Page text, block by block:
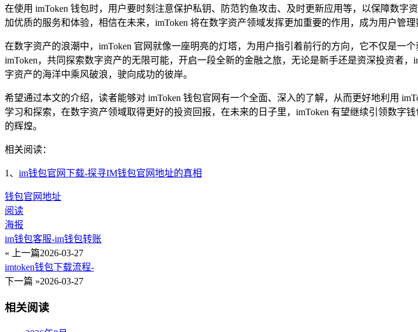
在使用 imToken 钱包时，用户要时刻注意保护私钥、防范钓鱼攻击、及时更新应用等，以保障数
加优质的服务和体验，相信在未来，imToken 将在数字资产领域发挥更加重要的作用，成为用户管理
在数字资产的浪潮中，imToken 官网就像一座明亮的灯塔，为用户指引着前行的方向，它不仅是
imToken，共同探索数字资产的无限可能，开启一段全新的金融之旅，无论是新手还是资深投资者
字资产的海洋中乘风破浪，驶向成功的彼岸。
希望通过本文的介绍，读者能够对 imToken 钱包官网有一个全面、深入的了解，从而更好地利用
学习和探索，在数字资产领域取得更好的投资回报，在未来的日子里，imToken 有望继续引领数
的辉煌。
相关阅读：
1、 im钱包官网下载-探寻IM钱包官网地址的真相
钱包官网地址
阅读
海报
im钱包客服-im钱包转账
« 上一篇2026-03-27
imtoken钱包下载流程-
下一篇 »2026-03-27
相关阅读